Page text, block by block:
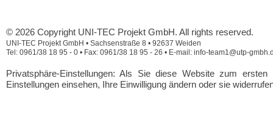
© 2026 Copyright UNI-TEC Projekt GmbH. All rights reserved.
UNI-TEC Projekt GmbH • Sachsenstraße 8 • 92637 Weiden
Tel: 0961/38 18 95 - 0 • Fax: 0961/38 18 95 - 26 • E-mail: info-team1@utp-
Privatsphäre-Einstellungen: Als Sie diese Website zum
Einstellungen einsehen, Ihre Einwilligung ändern oder sie